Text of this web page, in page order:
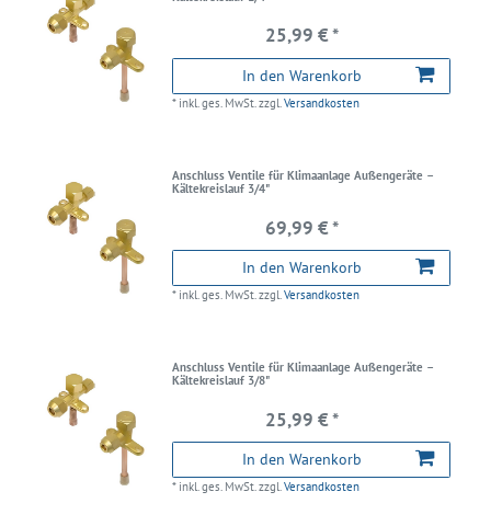
25,99 € *
In den Warenkorb
* inkl. ges. MwSt. zzgl.Versandkosten
Anschluss Ventile für Klimaanlage Außengeräte –
Kältekreislauf 3/4"
69,99 € *
In den Warenkorb
* inkl. ges. MwSt.zzgl.Versandkosten
Anschluss Ventile für Klimaanlage Außengeräte –
Kältekreislauf 3/8"
25,99 € *
In den Warenkorb
* inkl. ges. MwSt.zzgl.Versandkosten